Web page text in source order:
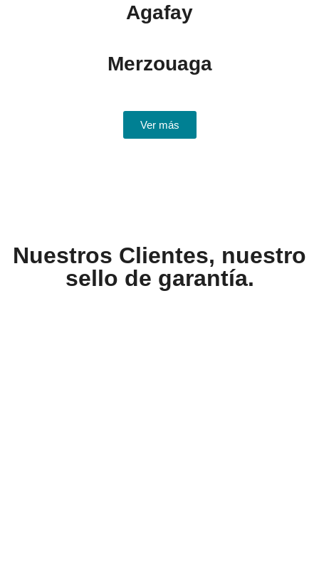
Agafay
Merzouaga
Ver más
Nuestros Clientes, nuestro
sello de garantía.